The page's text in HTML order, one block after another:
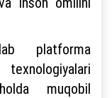
platforma
muqobil